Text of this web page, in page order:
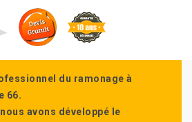
du ramonage à
66.
avons développé le